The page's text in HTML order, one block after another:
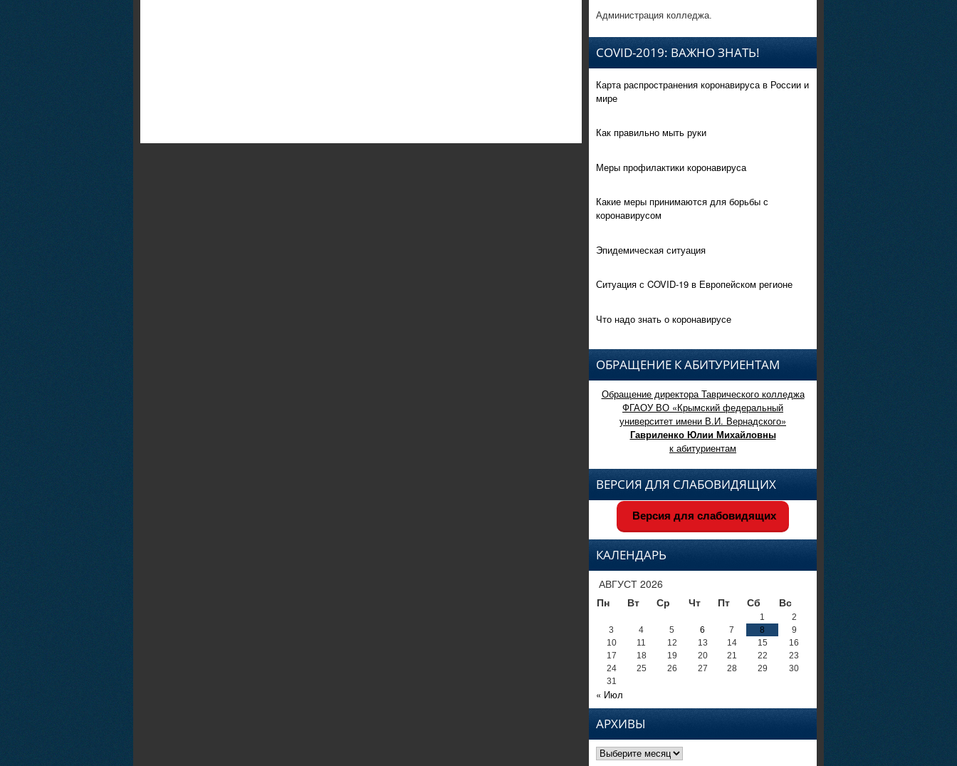
Администрация колледжа.
COVID-2019: ВАЖНО ЗНАТЬ!
Карта распространения коронавируса в России и
мире
Как правильно мыть руки
Меры профилактики коронавируса
Какие меры принимаются для борьбы с
коронавирусом
Эпидемическая ситуация
Ситуация с COVID-19 в Европейском регионе
Что надо знать о коронавирусе
ОБРАЩЕНИЕ К АБИТУРИЕНТАМ
Обращение директора Таврического колледжа
ФГАОУ ВО «Крымский федеральный
университет имени В.И. Вернадского»
Гавриленко Юлии Михайловны
к абитуриентам
ВЕРСИЯ ДЛЯ СЛАБОВИДЯЩИХ
Версия для слабовидящих
КАЛЕНДАРЬ
АВГУСТ 2026
Пн
Вт Ср Чт Пт Сб Вс
1
2
3
4 5 6 7 8
9
10
11 12 13 14 15
16
17
18 19 20 21 22
23
24
25 26 27 28 29
30
31
« Июл
АРХИВЫ
Архивы